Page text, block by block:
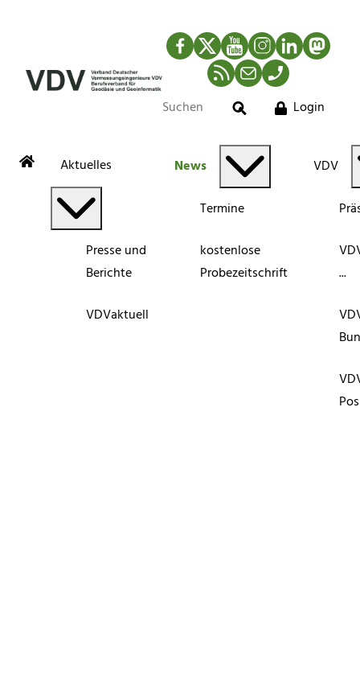
Facebook
TwitterYouTubeInstagram
LinkedIn
RSS-Newsfeed
MailTelefon
Suche
Login
Aktuelles
Presse und
Berichte
VDVaktuell
News
Termine
kostenlose
Probezeitschrift
VDV
...